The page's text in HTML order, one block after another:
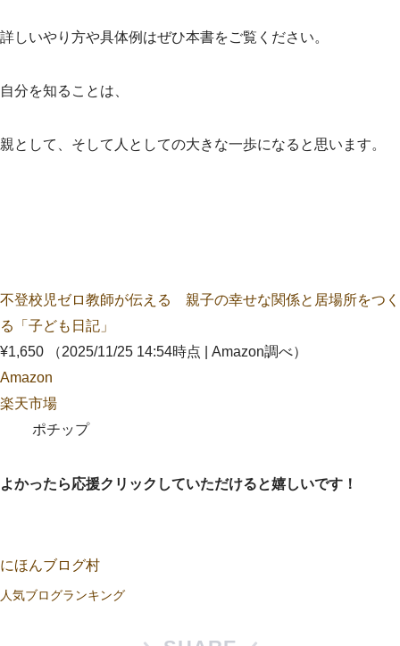
詳しいやり方や具体例はぜひ本書をご覧ください。
自分を知ることは、
親として、そして人としての大きな一歩になると思います。
不登校児ゼロ教師が伝える 親子の幸せな関係と居場所をつく
る「子ども日記」
¥1,650
（2025/11/25 14:54時点 | Amazon調べ）
Amazon
楽天市場
ポチップ
よかったら応援クリックしていただけると嬉しいです！
にほんブログ村
人気ブログランキング